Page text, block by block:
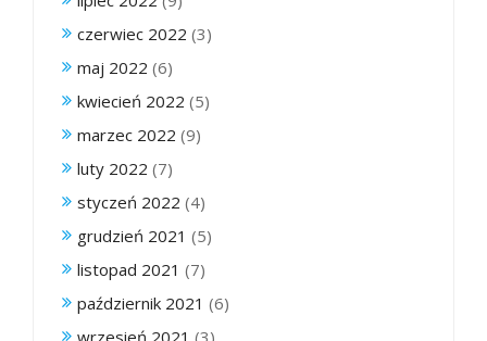
czerwiec 2022 (3)
maj 2022 (6)
kwiecień 2022 (5)
marzec 2022 (9)
luty 2022 (7)
styczeń 2022 (4)
grudzień 2021 (5)
listopad 2021 (7)
październik 2021 (6)